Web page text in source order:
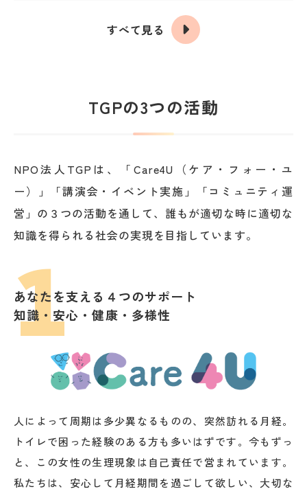
すべて見る
TGPの3つの活動
NPO法人TGPは、「Care4U（ケア・フォー・ユ
ー）」「講演会・イベント実施」「コミュニティ運
営」の３つの活動を通して、誰もが適切な時に適切な
知識を得られる社会の実現を目指しています。
1
あなたを支える４つのサポート
知識・安心・健康・多様性
人によって周期は多少異なるものの、突然訪れる月経。
トイレで困った経験のある方も多いはずです。今もずっ
と、この女性の生理現象は自己責任で営まれています。
私たちは、安心して月経期間を過ごして欲しい、大切な